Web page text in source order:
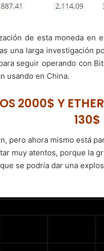
de esta moneda
una larga investigación
seguir operando con
usando en China.
2000$ Y
130$
pero ahora mismo está
muy atentos, porque la
se podría dar una